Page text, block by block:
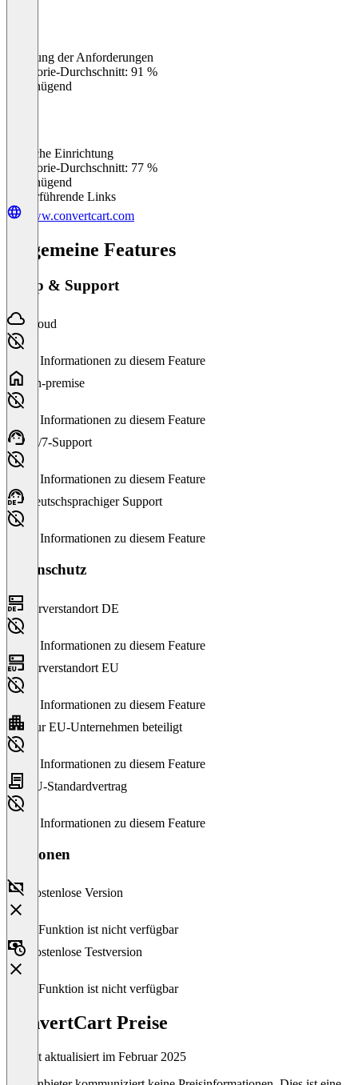
Erfüllung der Anforderungen
Kategorie-Durchschnitt: 91 %
Ungenügend
Einfache Einrichtung
Kategorie-Durchschnitt: 77 %
Ungenügend
Weiterführende Links
www.convertcart.com
Allgemeine Features
Setup & Support
Cloud
Keine Informationen zu diesem Feature
On-premise
Keine Informationen zu diesem Feature
24/7-Support
Keine Informationen zu diesem Feature
Deutschsprachiger Support
Keine Informationen zu diesem Feature
Datenschutz
Serverstandort DE
Keine Informationen zu diesem Feature
Serverstandort EU
Keine Informationen zu diesem Feature
Nur EU-Unternehmen beteiligt
Keine Informationen zu diesem Feature
EU-Standardvertrag
Keine Informationen zu diesem Feature
Versionen
Kostenlose Version
Diese Funktion ist nicht verfügbar
Kostenlose Testversion
Diese Funktion ist nicht verfügbar
ConvertCart Preise
Zuletzt aktualisiert im Februar 2025